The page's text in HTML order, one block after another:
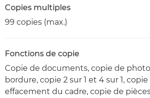
Copies multiples
99 copies (max.)
Fonctions de copie
Copie de documents, copie de
bordure, copie 2 sur 1 et 4 sur 1,
effacement du cadre, copie de